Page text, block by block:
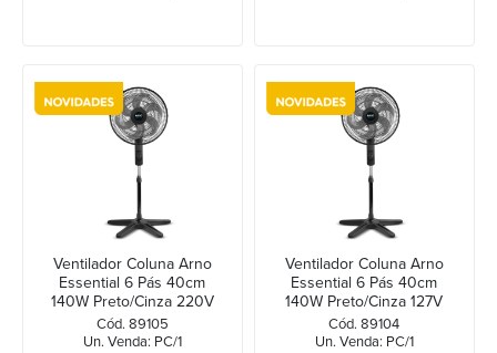
Ventilador Coluna Arno
Essential 6 Pás 40cm
140W Preto/Cinza 220V
VD2C
Cód. 89105
Un. Venda: PC/1
Ventilador Coluna Arno
Essential 6 Pás 40cm
140W Preto/Cinza 127V
VD2C
Cód. 89104
Un. Venda: PC/1